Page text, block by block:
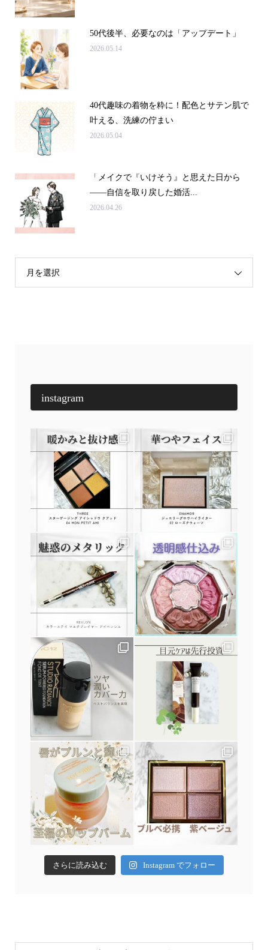
50代後半、必要なのは「アップデート」
2026.05.14
40代趣味の着物を粋に！配色とサテン肌で
叶える、洗練の佇まい
2026.05.04
「メイクで『いけそう』と思えた日から
——自信を取り戻した婚活...
2026.04.26
月を選択
instagram
さらに読み込む Instagram でフォロー